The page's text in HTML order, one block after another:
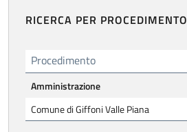
RICERCA PER PROCEDIMENTO
Procedimento
Amministrazione